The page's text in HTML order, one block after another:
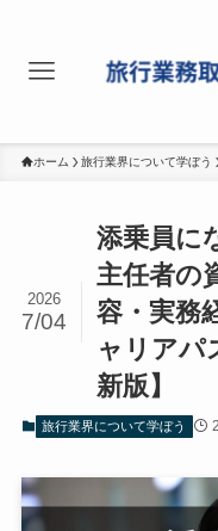
ホーム 旅行業界について学ぼう
添乗員に
主任者の
容・実務
ャリアパ
新版】
2026
7/04
旅行業界について学ぼう